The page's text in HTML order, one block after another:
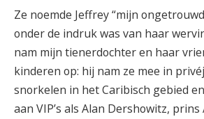
Ze noemde Jeffrey “mijn
onder de indruk was van haar
nam mijn tienerdochter en haar
kinderen op: hij nam ze mee in
snorkelen in het Caribisch gebied
aan VIP’s als Alan Dershowitz,